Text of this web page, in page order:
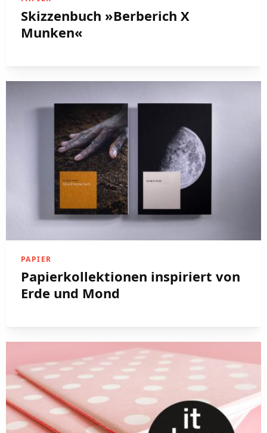
Skizzenbuch »Berberich X
Munken«
PAPIER
Papierkollektionen inspiriert von
Erde und Mond